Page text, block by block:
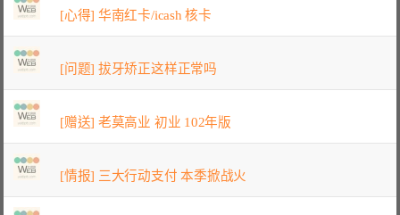
[心得] 华南红卡/icash 核卡
[问题] 拔牙矫正这样正常吗
[赠送] 老莫高业 初业 102年版
[情报] 三大行动支付 本季掀战火